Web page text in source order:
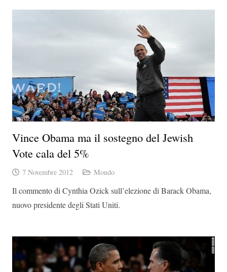
Vince Obama ma il sostegno del Jewish
Vote cala del 5%
7 Novembre 2012 Mondo
Il commento di Cynthia Ozick sull’elezione di Barack Obama,
nuovo presidente degli Stati Uniti.